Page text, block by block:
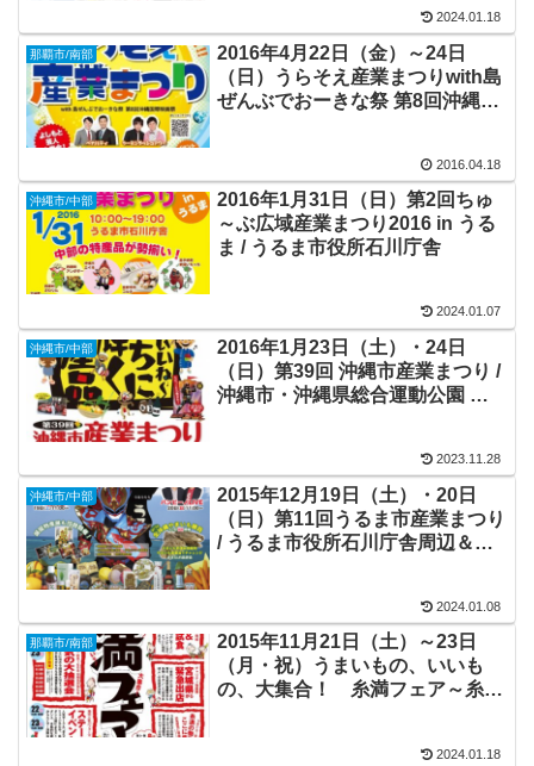
2024.01.18
那覇市/南部
2016年4月22日（金）～24日
（日）うらそえ産業まつりwith島
ぜんぶでおーきな祭 第8回沖縄国
2016.04.18
沖縄市/中部
2016年1月31日（日）第2回ちゅ
～ぶ広域産業まつり2016 in うる
ま / うるま市役所石川庁舎
2024.01.07
沖縄市/中部
2016年1月23日（土）・24日
（日）第39回 沖縄市産業まつり /
沖縄市・沖縄県総合運動公園 体
2023.11.28
沖縄市/中部
2015年12月19日（土）・20日
（日）第11回うるま市産業まつり
/ うるま市役所石川庁舎周辺＆石
2024.01.08
那覇市/南部
2015年11月21日（土）～23日
（月・祝）うまいもの、いいも
の、大集合！ 糸満フェア～糸満
2024.01.18